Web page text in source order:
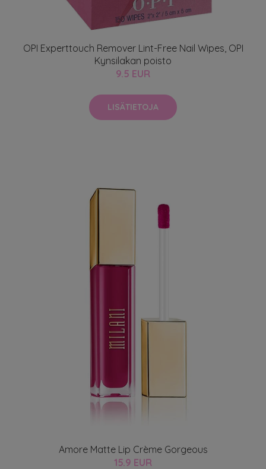
OPI Experttouch Remover Lint-Free Nail Wipes, OPI
Kynsilakan poisto
9.5 EUR
LISÄTIETOJA
Amore Matte Lip Crème Gorgeous
15.9 EUR